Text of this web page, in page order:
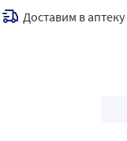
Доставим в аптеку